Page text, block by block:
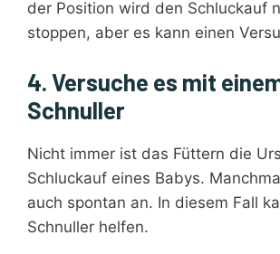
der Position wird den Schluckauf
stoppen, aber es kann einen
4. Versuche es mit
Schnuller
Nicht immer ist das Füttern die
Schluckauf eines Babys.
auch spontan an. In diesem Fall
Schnuller helfen.